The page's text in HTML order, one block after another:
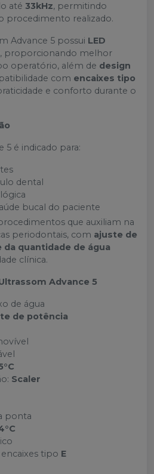
até 33kHz, permitindo
procedimento realizado.
Advance 5 possui LED
, proporcionando melhor
operatório, além de design
com encaixes tipo
e conforto durante o
5 é indicado para:
dental
bucal do paciente
que auxiliam na
periodontais, com ajuste de
da quantidade de água
clínica.
Advance 5
de água
de potência
Scaler
ponta
tipo E